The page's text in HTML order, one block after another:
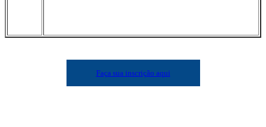
Faça sua inscrição aqui